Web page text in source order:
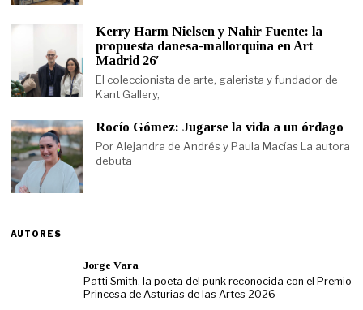
Kerry Harm Nielsen y Nahir Fuente: la
propuesta danesa-mallorquina en Art
Madrid 26′
El coleccionista de arte, galerista y fundador de
Kant Gallery,
Rocío Gómez: Jugarse la vida a un órdago
Por Alejandra de Andrés y Paula Macías La autora
debuta
AUTORES
Jorge Vara
Patti Smith, la poeta del punk reconocida con el Premio
Princesa de Asturias de las Artes 2026